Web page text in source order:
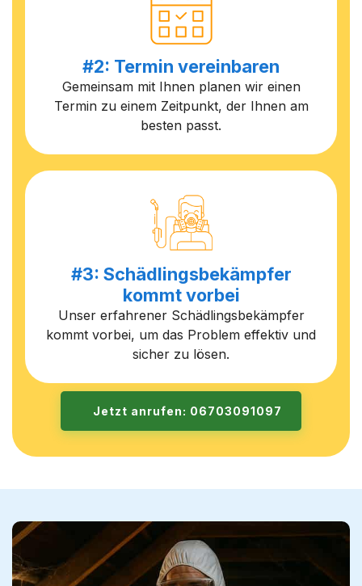
#2: Termin vereinbaren
Gemeinsam mit Ihnen planen wir einen
Termin zu einem Zeitpunkt, der Ihnen am
besten passt.
#3: Schädlingsbekämpfer
kommt vorbei
Unser erfahrener Schädlingsbekämpfer
kommt vorbei, um das Problem effektiv und
sicher zu lösen.
Jetzt anrufen: 06703091097